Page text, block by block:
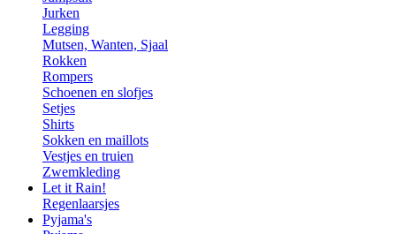
Jurken
Legging
Mutsen, Wanten, Sjaal
Rokken
Rompers
Schoenen en slofjes
Setjes
Shirts
Sokken en maillots
Vestjes en truien
Zwemkleding
Let it Rain!
Regenlaarsjes
Pyjama's